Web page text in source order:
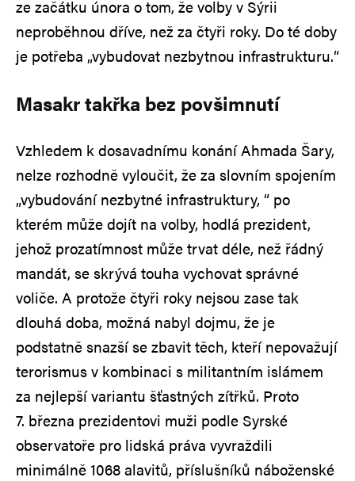
ze začátku února o tom, že volby v Sýrii
neproběhnou dříve, než za čtyři roky. Do té doby
je potřeba „vybudovat nezbytnou infrastrukturu.“
Masakr takřka bez povšimnutí
Vzhledem k dosavadnímu konání Ahmada Šary,
nelze rozhodně vyloučit, že za slovním spojením
„vybudování nezbytné infrastruktury, “ po
kterém může dojít na volby, hodlá prezident,
jehož prozatímnost může trvat déle, než řádný
mandát, se skrývá touha vychovat správné
voliče. A protože čtyři roky nejsou zase tak
dlouhá doba, možná nabyl dojmu, že je
podstatně snazší se zbavit těch, kteří nepovažují
terorismus v kombinaci s militantním islámem
za nejlepší variantu šťastných zítřků. Proto
7. března prezidentovi muži podle Syrské
observatoře pro lidská práva vyvraždili
minimálně 1068 alavitů, příslušníků náboženské